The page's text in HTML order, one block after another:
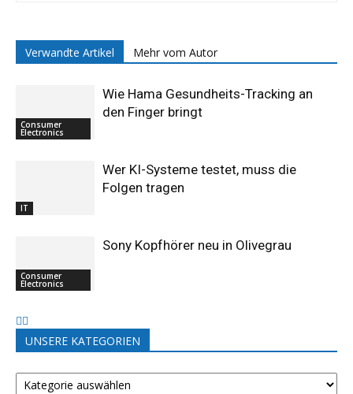
Verwandte Artikel Mehr vom Autor
Consumer
Electronics
Wie Hama Gesundheits-Tracking an
den Finger bringt
IT
Wer KI-Systeme testet, muss die
Folgen tragen
Consumer
Electronics
Sony Kopfhörer neu in Olivegrau
UNSERE KATEGORIEN
UNSERE
KATEGORIEN